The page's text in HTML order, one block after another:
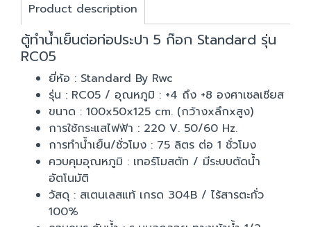
Product description
ตู้ทำน้ำเย็นต่อท่อประปา 5 ก๊อก Standard รุ่น
RC05
ยี่ห้อ : Standard By Rwc
รุ่น : RC05 / อุณหภูมิ : +4 ถึง +8 องศาเซลเซียส
ขนาด : 100x50x125 cm. (กว้างxลึกxสูง)
การใช้กระแสไฟฟ้า : 220 V. 50/60 Hz.
การทำน้ำเย็น/ชั่วโมง : 75 ลิตร ต่อ 1 ชั่วโมง
ควบคุมอุณหภูมิ : เทอร์โมสตัท / มีระบบตัดน้ำ
อัตโนมัติ
วัสดุ : สเตนเลสแท้ เกรด 304B / ไร้สารตะกั่ว
100%